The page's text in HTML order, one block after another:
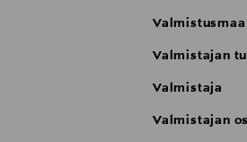
Valmistusmaa
Valmistajan
Valmistaja
Valmistajan